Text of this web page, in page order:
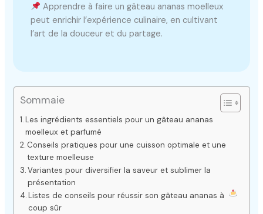
Apprendre à faire un gâteau ananas moelleux
peut enrichir l’expérience culinaire, en cultivant
l’art de la douceur et du partage.
Sommaie
Les ingrédients essentiels pour un gâteau ananas
moelleux et parfumé
Conseils pratiques pour une cuisson optimale et une
texture moelleuse
Variantes pour diversifier la saveur et sublimer la
présentation
Listes de conseils pour réussir son gâteau ananas à
coup sûr